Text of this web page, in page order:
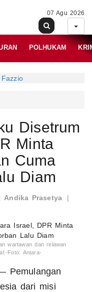
07 Agu 2026
POLHUKAM
Disetrum
Minta
Cuma
Diam
Andika Prasetya
|
wartawan dan relawan
Foto: Antara-
Pemulangan
dari misi